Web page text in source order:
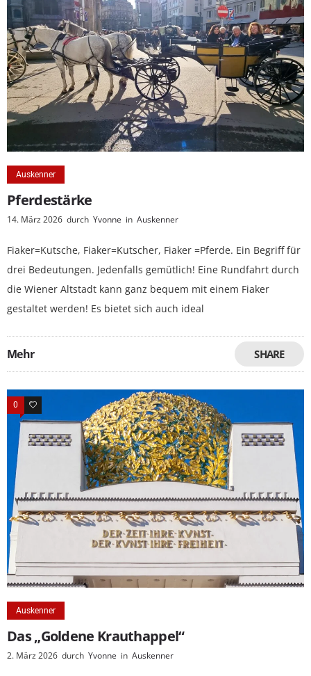
Auskenner
Pferdestärke
14. März 2026 durch Yvonne in Auskenner
Fiaker=Kutsche, Fiaker=Kutscher, Fiaker =Pferde. Ein Begriff für
drei Bedeutungen. Jedenfalls gemütlich! Eine Rundfahrt durch
die Wiener Altstadt kann ganz bequem mit einem Fiaker
gestaltet werden! Es bietet sich auch ideal
Mehr SHARE
0 0
Auskenner
Das „Goldene Krauthappel“
2. März 2026 durch Yvonne in Auskenner